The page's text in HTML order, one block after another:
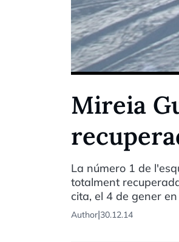
Mireia
La número 1 de
totalment
cita, el 4 de gener
Author|30.12.14